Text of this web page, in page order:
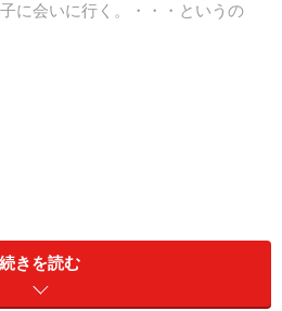
に会いに行く。・・・というの
続きを読む